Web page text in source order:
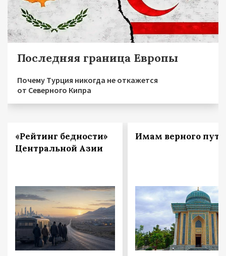
Последняя граница Европы
Почему Турция никогда не откажется
от Северного Кипра
«Рейтинг бедности»
Центральной Азии
Имам верного пути